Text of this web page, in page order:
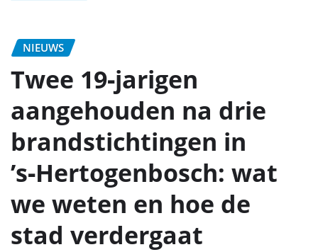
NIEUWS
Twee 19‑jarigen
aangehouden na drie
brandstichtingen in
’s‑Hertogenbosch: wat
we weten en hoe de
stad verdergaat